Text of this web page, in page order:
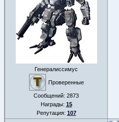
Генералиссимус
Проверенные
Сообщений: 2873
Награды: 15
Репутация: 107